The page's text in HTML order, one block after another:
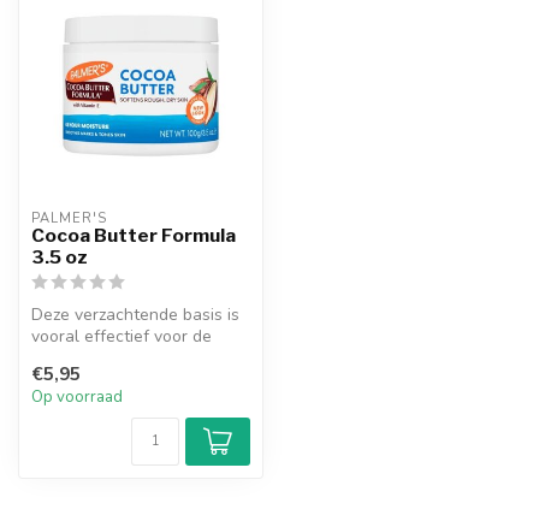
PALMER'S
Cocoa Butter Formula
3.5 oz
Deze verzachtende basis is
vooral effectief voor de
he...
€5,95
Op voorraad